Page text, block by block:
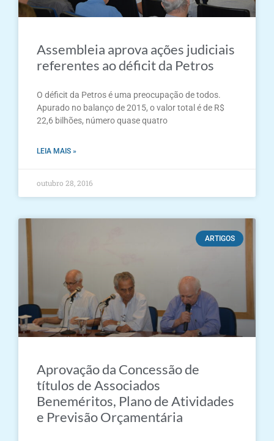
Assembleia aprova ações judiciais
referentes ao déficit da Petros
O déficit da Petros é uma preocupação de todos.
Apurado no balanço de 2015, o valor total é de R$
22,6 bilhões, número quase quatro
LEIA MAIS »
outubro 28, 2016
ARTIGOS
Aprovação da Concessão de
títulos de Associados
Beneméritos, Plano de Atividades
e Previsão Orçamentária